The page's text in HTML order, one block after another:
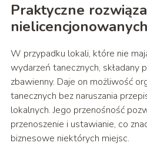
Praktyczne
W przypadku lokali, które nie
wydarzeń tanecznych, składany
zbawienny. Daje on możliwość
tanecznych bez naruszania
lokalnych. Jego przenośność
przenoszenie i ustawianie, co
biznesowe niektórych miejsc.